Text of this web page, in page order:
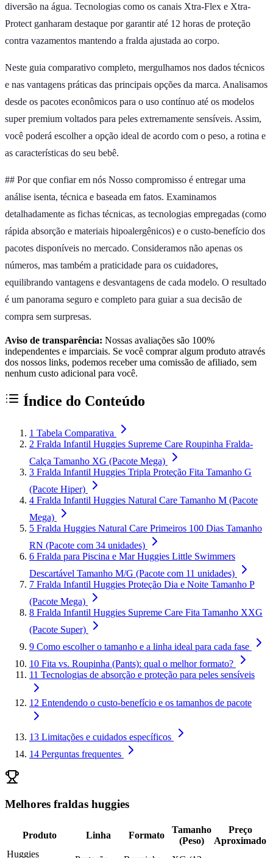
diversão na água. Tecnologias como os canais Xtra-Flex e Xtra-
Protect ganharam destaque por garantir até 12 horas de proteção
contra vazamentos mantendo a fralda ajustada ao corpo.
Neste guia comparativo completo, mergulhamos nos dados técnicos
e nas vantagens práticas das principais opções da marca. Analisamos
desde os pacotes econômicos para o uso contínuo até os modelos
super premium voltados para peles extremamente sensíveis. Assim,
você poderá escolher a opção ideal de acordo com o peso, a rotina e
as características do seu bebê.
## Por que confiar em nós Nosso compromisso é entregar uma
análise isenta, técnica e baseada em fatos. Examinamos
detalhadamente as fichas técnicas, as tecnologias empregadas (como
rápida absorção e materiais hipoalergênicos) e o custo-benefício dos
pacotes disponíveis no mercado. Consideramos não apenas os
números, mas também a praticidade para os cuidadores,
equilibrando vantagens e desvantagens de cada modelo. O resultado
é um panorama seguro e completo para guiar a sua decisão de
compra sem surpresas.
Aviso de transparência: Nossas avaliações são 100%
independentes e imparciais. Se você comprar algum produto através
dos nossos links, podemos receber uma comissão de afiliado, sem
nenhum custo adicional para você.
Índice do Conteúdo
1 Tabela Comparativa
2 Fralda Infantil Huggies Supreme Care Roupinha Fralda-
Calça Tamanho XG (Pacote Mega)
3 Fralda Infantil Huggies Tripla Proteção Fita Tamanho G
(Pacote Hiper)
4 Fralda Infantil Huggies Natural Care Tamanho M (Pacote
Mega)
5 Fralda Huggies Natural Care Primeiros 100 Dias Tamanho
RN (Pacote com 34 unidades)
6 Fralda para Piscina e Mar Huggies Little Swimmers
Descartável Tamanho M/G (Pacote com 11 unidades)
7 Fralda Infantil Huggies Proteção Dia e Noite Tamanho P
(Pacote Mega)
8 Fralda Infantil Huggies Supreme Care Fita Tamanho XXG
(Pacote Super)
9 Como escolher o tamanho e a linha ideal para cada fase
10 Fita vs. Roupinha (Pants): qual o melhor formato?
11 Tecnologias de absorção e proteção para peles sensíveis
12 Entendendo o custo-benefício e os tamanhos de pacote
13 Limitações e cuidados específicos
14 Perguntas frequentes
Melhores fraldas huggies
Produto Linha Formato
Tamanho
(Peso)
Preço
Aproximado
Huggies